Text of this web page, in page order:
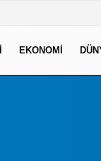
EKONOMI